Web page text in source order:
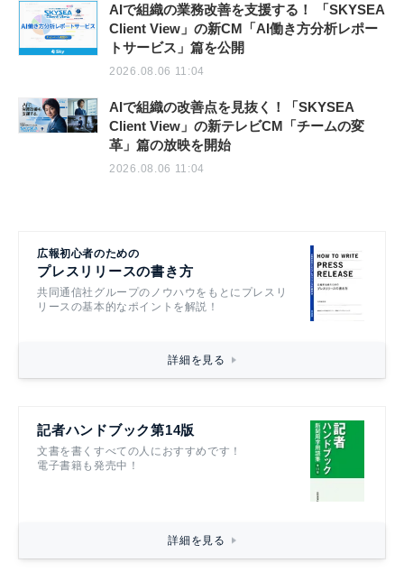
AIで組織の業務改善を支援する！ 「SKYSEA
Client View」の新CM「AI働き方分析レポー
トサービス」篇を公開
2026.08.06 11:04
AIで組織の改善点を見抜く！「SKYSEA
Client View」の新テレビCM「チームの変
革」篇の放映を開始
2026.08.06 11:04
広報初心者のための
プレスリリースの書き方
共同通信社グループのノウハウをもとにプレスリ
リースの基本的なポイントを解説！
詳細を見る
記者ハンドブック第14版
文書を書くすべての人におすすめです！
電子書籍も発売中！
詳細を見る